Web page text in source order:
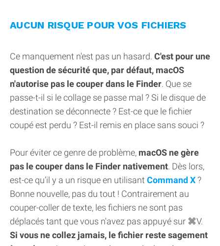
AUCUN RISQUE POUR VOS FICHIERS
Ce manquement n'est pas un hasard. C'est pour une
question de sécurité que, par défaut, macOS
n'autorise pas le couper dans le Finder. Que se
passe-t-il si le collage se passe mal ? Si le disque de
destination se déconnecte ? Est-ce que le fichier
coupé est perdu ? Est-il remis en place sans souci ?
Pour éviter ce genre de problème, macOS ne gère
pas le couper dans le Finder nativement. Dès lors,
est-ce qu’il y a un risque en utilisant Command X?
Bonne nouvelle, pas du tout ! Contrairement au
couper-coller de texte, les fichiers ne sont pas
déplacés tant que vous n'avez pas appuyé sur ⌘V.
Si vous ne collez jamais, le fichier reste sagement